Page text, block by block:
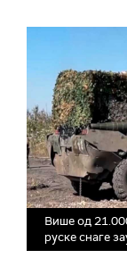
Више од
руске снаге